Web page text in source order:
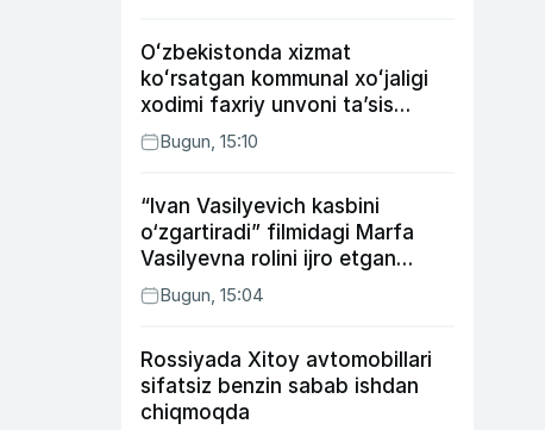
Oʻzbekistonda xizmat
koʻrsatgan kommunal xoʻjaligi
xodimi faxriy unvoni taʼsis
etilishi mumkin
Bugun, 15:10
“Ivan Vasilyevich kasbini
o‘zgartiradi” filmidagi Marfa
Vasilyevna rolini ijro etgan
aktrisaning taqdiri qanday
kechdi?
Bugun, 15:04
Rossiyada Xitoy avtomobillari
sifatsiz benzin sabab ishdan
chiqmoqda